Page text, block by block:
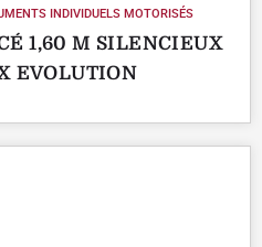
INDIVIDUELS MOTORISÉS
1,60 M SILENCIEUX
EVOLUTION